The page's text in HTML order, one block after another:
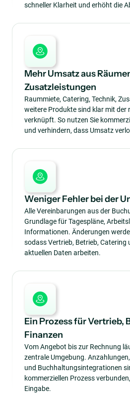
schneller Klarheit und erhöht die
Mehr Umsatz aus
Zusatzleistungen
Raummiete, Catering, Technik,
weitere Produkte sind klar mit der
verknüpft. So nutzen Sie
und verhindern, dass Umsatz
Weniger Fehler bei der
Alle Vereinbarungen aus der
Grundlage für Tagespläne,
Informationen. Änderungen
sodass Vertrieb, Betrieb, Catering
aktuellen Daten arbeiten.
Ein Prozess für Vertrieb,
Finanzen
Vom Angebot bis zur Rechnung
zentrale Umgebung.
und Buchhaltungsintegrationen
kommerziellen Prozess
Eingabe.